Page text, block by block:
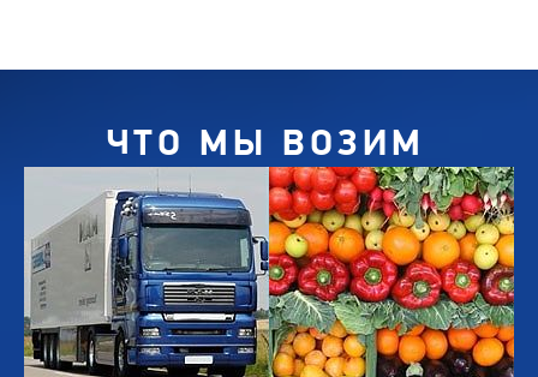
ЧТО МЫ ВОЗИМ